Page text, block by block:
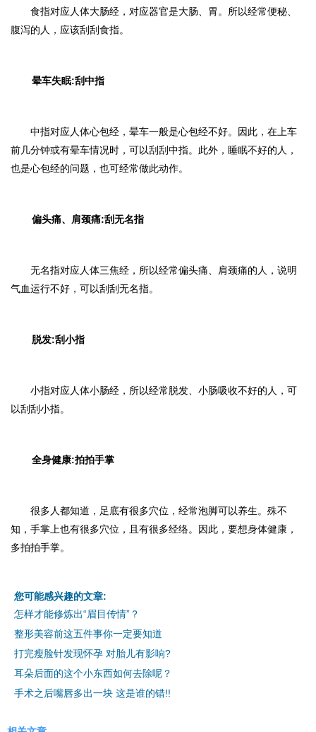
食指对应人体大肠经，对应器官是大肠、胃。所以经常便秘、
腹泻的人，应该刮刮食指。
晕车失眠:刮中指
中指对应人体心包经，晕车一般是心包经不好。因此，在上车
前几分钟或有晕车情况时，可以刮刮中指。此外，睡眠不好的人，
也是心包经的问题，也可经常做此动作。
偏头痛、肩颈痛:刮无名指
无名指对应人体三焦经，所以经常偏头痛、肩颈痛的人，说明
气血运行不好，可以刮刮无名指。
脱发:刮小指
小指对应人体小肠经，所以经常脱发、小肠吸收不好的人，可
以刮刮小指。
全身健康:拍拍手掌
很多人都知道，足底有很多穴位，经常泡脚可以养生。殊不
知，手掌上也有很多穴位，且有很多经络。因此，要想身体健康，
多拍拍手掌。
您可能感兴趣的文章:
怎样才能修炼出“眉目传情”？
整形美容前这五件事你一定要知道
打完瘦脸针发现怀孕 对胎儿有影响?
耳朵后面的这个小东西如何去除呢？
手术之后嘴唇多出一块 这是谁的错!!